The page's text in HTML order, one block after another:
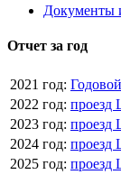
Документы
Отчет за год
2021 год:
2022 год: проезд
2023 год: проезд
2024 год: проезд
2025 год: проезд